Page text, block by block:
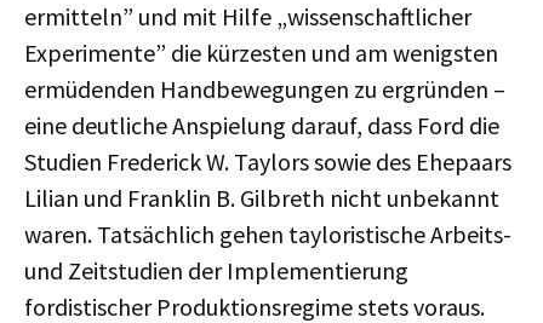
ermitteln” und mit Hilfe „wissenschaftlicher
Experimente” die kürzesten und am wenigsten
ermüdenden Handbewegungen zu ergründen –
eine deutliche Anspielung darauf, dass Ford die
Studien Frederick W. Taylors sowie des Ehepaars
Lilian und Franklin B. Gilbreth nicht unbekannt
waren. Tatsächlich gehen tayloristische Arbeits-
und Zeitstudien der Implementierung
fordistischer Produktionsregime stets voraus.